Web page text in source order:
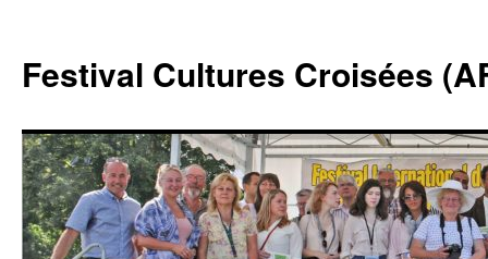
Festival Cultures Croisées